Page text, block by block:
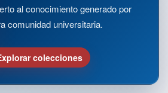
al conocimiento generado por
comunidad universitaria.
colecciones